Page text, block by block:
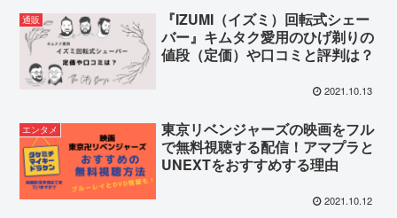
通販
『IZUMI（イズミ）回転式シェー
バー』キムタク愛用のひげ剃りの
値段（定価）や口コミと評判は？
2021.10.13
エンタメ
東京リベンジャーズの映画をフル
で無料視聴する配信！アマプラと
UNEXTをおすすめする理由
2021.10.12